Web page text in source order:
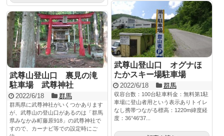
武尊山登山口 オグナほ
たかスキー場駐車場
2022/6/18 群馬
収容台数：100台駐車料金：無料第1駐
車場に登山者用という表示ありトイレ
なし携帯つながる標高：1220m緯度経
度：36°46'37...
武尊山登山口 裏見の滝
駐車場 武尊神社
2022/6/18 群馬
群馬県に武尊神社がいくつかあります
が、武尊山の登山口があるのは「群馬
県みなかみ町藤原918」の武尊神社で
すので、カーナビ等での設定時にご